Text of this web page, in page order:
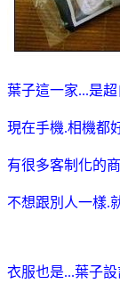
葉子這一家...是
現在手機.相機都
有很多客制化的
不想跟別人一樣.
衣服也是...葉子